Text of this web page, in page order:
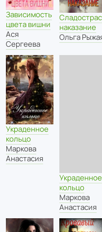
Зависимость
цвета вишни
Ася
Сергеева
наказание
Ольга
Украденное
кольцо
Маркова
Анастасия
Украденное
кольцо
Маркова
Анастасия